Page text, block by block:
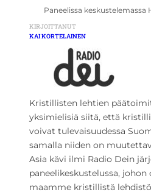
Paneelissa keskustelemassa
KIRJOITTANUT
KAI KORTELAINEN
Kristillisten lehtien
yksimielisiä siitä, että
voivat tulevaisuudessa
samalla niiden on
Asia kävi ilmi Radio Dein
paneelikeskustelussa,
maamme kristillistä